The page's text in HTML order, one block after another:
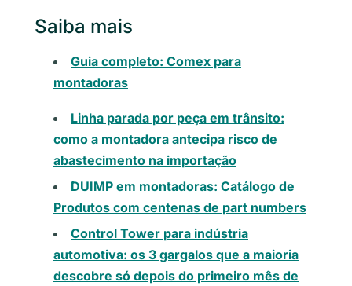
Saiba mais
Guia completo: Comex para
montadoras
Linha parada por peça em trânsito:
como a montadora antecipa risco de
abastecimento na importação
DUIMP em montadoras: Catálogo de
Produtos com centenas de part numbers
Control Tower para indústria
automotiva: os 3 gargalos que a maioria
descobre só depois do primeiro mês de